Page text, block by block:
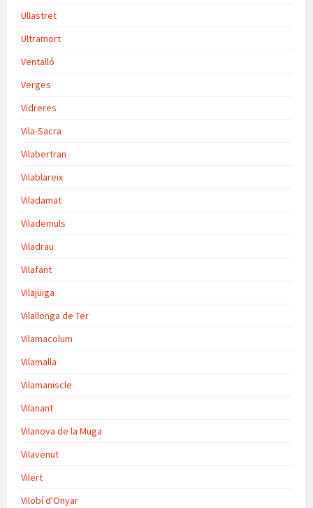
Ullastret
Ultramort
Ventalló
Verges
Vidreres
Vila-Sacra
Vilabertran
Vilablareix
Viladamat
Vilademuls
Viladrau
Vilafant
Vilajüiga
Vilallonga de Ter
Vilamacolum
Vilamalla
Vilamaniscle
Vilanant
Vilanova de la Muga
Vilavenut
Vilert
Vilobí d'Onyar